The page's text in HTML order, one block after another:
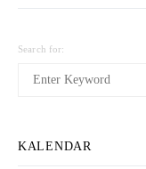
Search for:
KALENDAR